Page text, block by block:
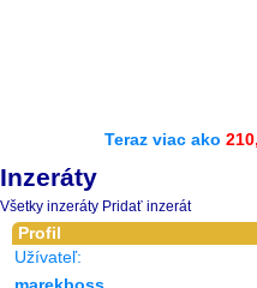
Teraz viac ako
Inzeráty
Všetky inzeráty Pridať inzerát
Profil
Užívateľ: